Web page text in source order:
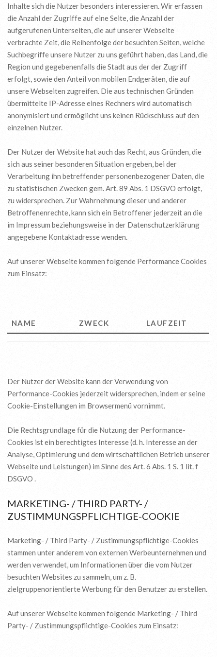
Inhalte sich die Nutzer besonders interessieren. Wir erfassen
die Anzahl der Zugriffe auf eine Seite, die Anzahl der
aufgerufenen Unterseiten, die auf unserer Webseite
verbrachte Zeit, die Reihenfolge der besuchten Seiten, welche
Suchbegriffe unsere Nutzer zu uns geführt haben, das Land, die
Region und gegebenenfalls die Stadt aus der der Zugriff
erfolgt, sowie den Anteil von mobilen Endgeräten, die auf
unsere Webseiten zugreifen. Die aus technischen Gründen
übermittelte IP-Adresse eines Rechners wird automatisch
anonymisiert und ermöglicht uns keinen Rückschluss auf den
einzelnen Nutzer.
Der Nutzer der Website hat auch das Recht, aus Gründen, die
sich aus seiner besonderen Situation ergeben, bei der
Verarbeitung ihn betreffender personenbezogener Daten, die
zu statistischen Zwecken gem. Art. 89 Abs. 1 DSGVO erfolgt,
zu widersprechen. Zur Wahrnehmung dieser und anderer
Betroffenenrechte, kann sich ein Betroffener jederzeit an die
im Impressum beziehungsweise in der Datenschutzerklärung
angegebene Kontaktadresse wenden.
Auf unserer Webseite kommen folgende Performance Cookies
zum Einsatz:
NAME ZWECK LAUFZEIT
Der Nutzer der Website kann der Verwendung von
Performance-Cookies jederzeit widersprechen, indem er seine
Cookie-Einstellungen im Browsermenü vornimmt.
Die Rechtsgrundlage für die Nutzung der Performance-
Cookies ist ein berechtigtes Interesse (d. h. Interesse an der
Analyse, Optimierung und dem wirtschaftlichen Betrieb unserer
Webseite und Leistungen) im Sinne des Art. 6 Abs. 1 S. 1 lit. f
DSGVO .
MARKETING- / THIRD PARTY- /
ZUSTIMMUNGSPFLICHTIGE-COOKIE
Marketing- / Third Party- / Zustimmungspflichtige-Cookies
stammen unter anderem von externen Werbeunternehmen und
werden verwendet, um Informationen über die vom Nutzer
besuchten Websites zu sammeln, um z. B.
zielgruppenorientierte Werbung für den Benutzer zu erstellen.
Auf unserer Webseite kommen folgende Marketing- / Third
Party- / Zustimmungspflichtige-Cookies zum Einsatz: